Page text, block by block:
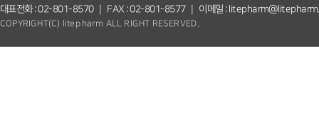
대표전화 : 02-801-8570 ｜ FAX : 02-801-8577 ｜ 이메일 :
COPYRIGHT(C) litepharm ALL RIGHT RESERVED.